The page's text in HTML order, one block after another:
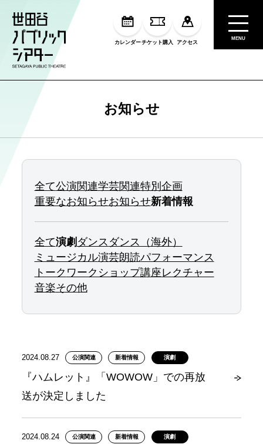
カレンダーチケット購入 アクセス
MENU
お知らせ
全て公演関連学芸関連特別企画
重要なお知らせお知らせ新着情報
全て演劇 ダンス ダンス（海外）
ミュージカル演芸朗読パフォーマンス
トーク ワークショップ講座レクチャー
音楽その他
2024.08.27 公演関連 新着情報 演劇
『ハムレット』「WOWOW」での再放
送が決定しました
2024.08.24 公演関連 新着情報 演劇